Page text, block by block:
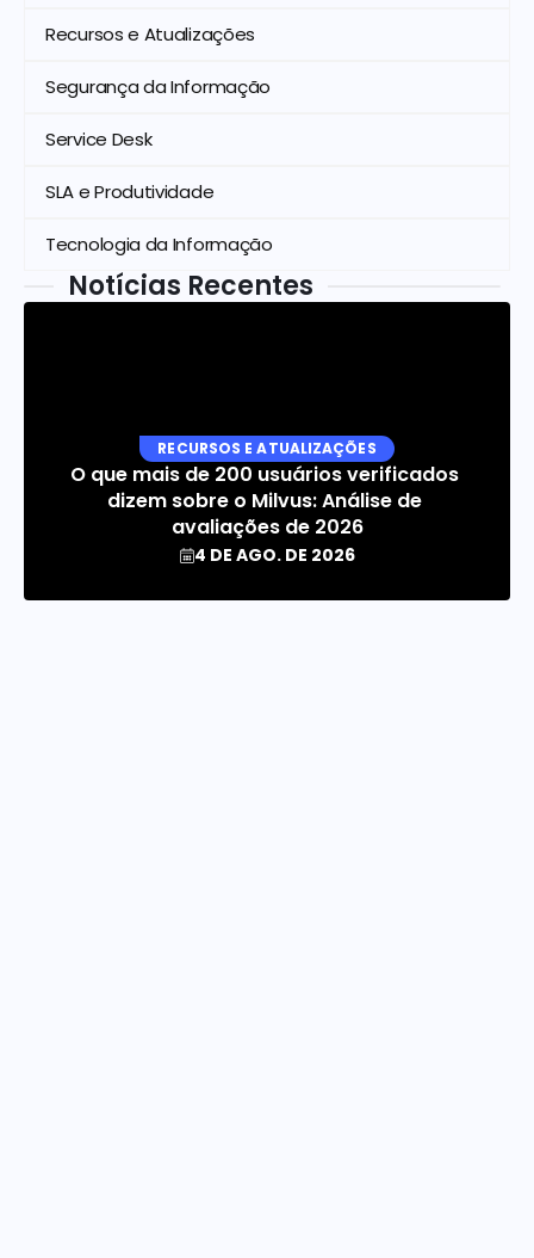
Recursos e Atualizações
Segurança da Informação
Service Desk
SLA e Produtividade
Tecnologia da Informação
Notícias Recentes
RECURSOS E ATUALIZAÇÕES
O que mais de 200 usuários verificados
dizem sobre o Milvus: Análise de
avaliações de 2026
4 DE AGO. DE 2026